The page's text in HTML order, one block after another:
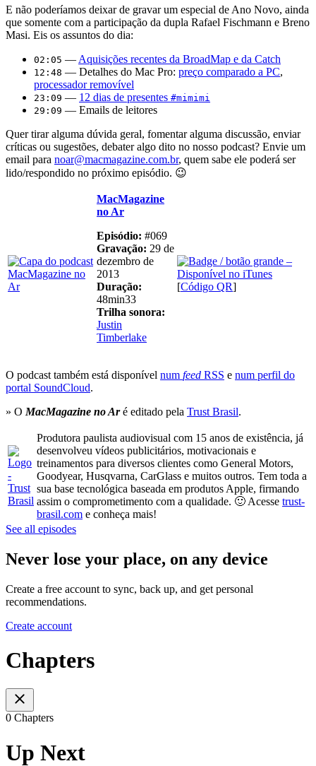
E não poderíamos deixar de gravar um especial de Ano Novo, ainda
que somente com a participação da dupla Rafael Fischmann e Breno
Masi. Eis os assuntos do dia:
02:05 — Aquisições recentes da BroadMap e da Catch
12:48 — Detalhes do Mac Pro: preço comparado a PC,
processador removível
23:09 — 12 dias de presentes #mimimi
29:09 — Emails de leitores
Quer tirar alguma dúvida geral, fomentar alguma discussão, enviar
críticas ou sugestões, debater algo dito no nosso podcast? Envie um
email para noar@macmagazine.com.br, quem sabe ele poderá ser
lido/respondido no próximo episódio. 😉
MacMagazine
no Ar
Episódio: #069
Gravação: 29 de
dezembro de
2013
Duração:
48min33
Trilha sonora:
Justin
Timberlake
[Código QR]
O podcast também está disponível num feed RSS e num perfil do
portal SoundCloud.
» O MacMagazine no Aré editado pela Trust Brasil.
Produtora paulista audiovisual com 15 anos de existência, já
desenvolveu vídeos publicitários, motivacionais e
treinamentos para diversos clientes como General Motors,
Goodyear, Husqvarna, CarGlass e muitos outros. Tem toda a
sua base tecnológica baseada em produtos Apple, firmando
assim o comprometimento com a qualidade. 🙂 Acesse trust-
brasil.com e conheça mais!
See all episodes
Never lose your place, on any device
Create a free account to sync, back up, and get personal
recommendations.
Create account
Chapters
0 Chapters
Up Next